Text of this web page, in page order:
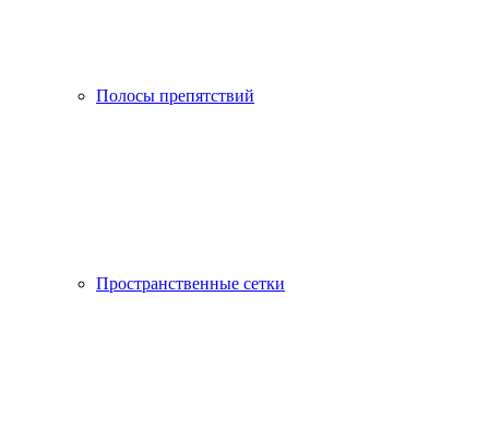
Полосы препятствий
Пространственные сетки